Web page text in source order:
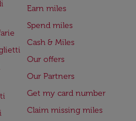
Earn miles
Spend miles
Cash & Miles
Our offers
Our Partners
Get my card number
Claim missing miles